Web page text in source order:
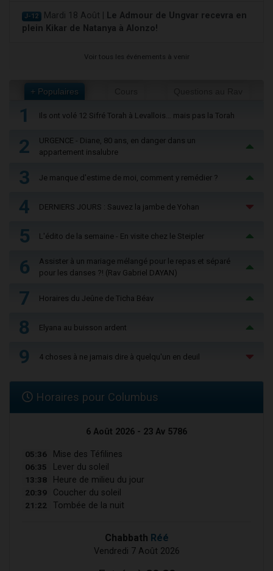
J-12 Mardi 18 Août |
Le Admour de Ungvar recevra en
plein Kikar de Natanya à Alonzo!
Voir tous les événements à venir
+ Populaires
1 Ils ont volé 12 Sifré Torah à Levallois… mais pas la Torah
2
URGENCE - Diane, 80 ans, en danger dans un
appartement insalubre
3 Je manque d'estime de moi, comment y remédier ?
4 DERNIERS JOURS : Sauvez la jambe de Yohan
5 L'édito de la semaine - En visite chez le Steipler
6
Assister à un mariage mélangé pour le repas et séparé
pour les danses ?! (Rav Gabriel DAYAN)
7 Horaires du Jeûne de Ticha Béav
8 Elyana au buisson ardent
9 4 choses à ne jamais dire à quelqu'un en deuil
Horaires pour Columbus
6 Août 2026 - 23 Av 5786
05:36 Mise des Téfilines
06:35 Lever du soleil
13:38 Heure de milieu du jour
20:39 Coucher du soleil
21:22 Tombée de la nuit
Chabbath Réé
Vendredi 7 Août 2026